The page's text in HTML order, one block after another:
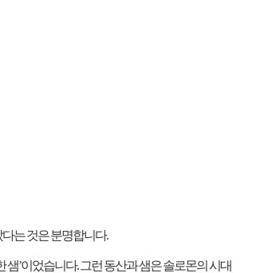
는 것은 분명합니다.
샘’이었습니다.그런 동산과 샘은 솔로몬의 시대